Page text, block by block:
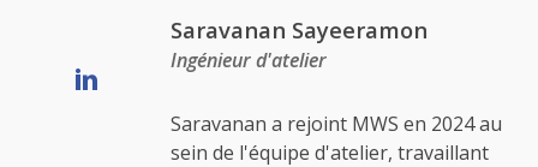
Saravanan Sayeeramon
Ingénieur d'atelier
Saravanan a rejoint MWS en 2024 au
sein de l'équipe d'atelier, travaillant